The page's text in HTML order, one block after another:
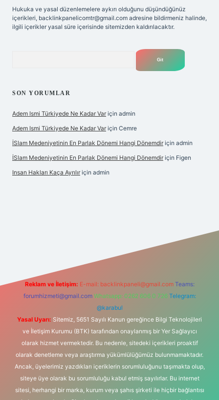
Hukuka ve yasal düzenlemelere aykırı olduğunu düşündüğünüz
içerikleri, backlinkpanelicomtr@gmail.com adresine bildirmeniz halinde,
ilgili içerikler yasal süre içerisinde sitemizden kaldırılacaktır.
SON YORUMLAR
Adem Ismi Türkiyede Ne Kadar Var için admin
Adem Ismi Türkiyede Ne Kadar Var için Cemre
İSlam Medeniyetinin En Parlak Dönemi Hangi Dönemdir için admin
İSlam Medeniyetinin En Parlak Dönemi Hangi Dönemdir için Figen
Insan Hakları Kaça Ayrılır için admin
Reklam ve İletişim: E-mail: backlinkpaneli@gmail.com Teams:
forumhizmeti@gmail.com Whatsapp: 0262 606 0 726 Telegram:
@karabul
Yasal Uyarı: Sitemiz, 5651 Sayılı Kanun gereğince Bilgi Teknolojileri
ve İletişim Kurumu (BTK) tarafından onaylanmış bir Yer Sağlayıcı
olarak hizmet vermektedir. Bu nedenle, sitedeki içerikleri proaktif
olarak denetleme veya araştırma yükümlülüğümüz bulunmamaktadır.
Ancak, üyelerimiz yazdıkları içeriklerin sorumluluğunu taşımakta olup,
siteye üye olarak bu sorumluluğu kabul etmiş sayılırlar. Bu internet
sitesi, herhangi bir marka, kurum veya şahıs şirketi ile hiçbir bağlantısı